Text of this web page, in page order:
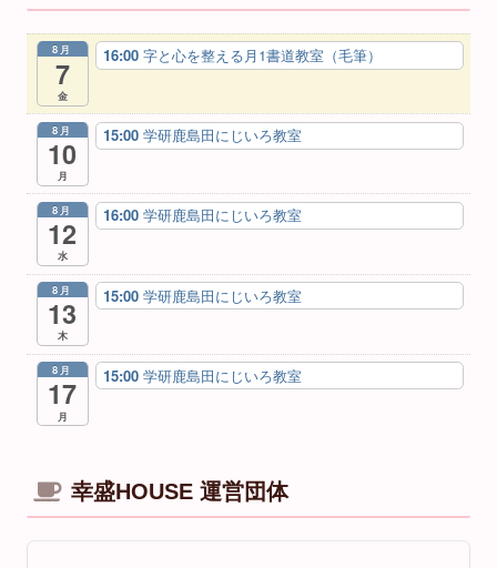
8月
7
金
16:00 字と心を整える月1書道教室（毛筆）
8月
10
月
15:00 学研鹿島田にじいろ教室
8月
12
水
16:00 学研鹿島田にじいろ教室
8月
13
木
15:00 学研鹿島田にじいろ教室
8月
17
月
15:00 学研鹿島田にじいろ教室
幸盛HOUSE 運営団体